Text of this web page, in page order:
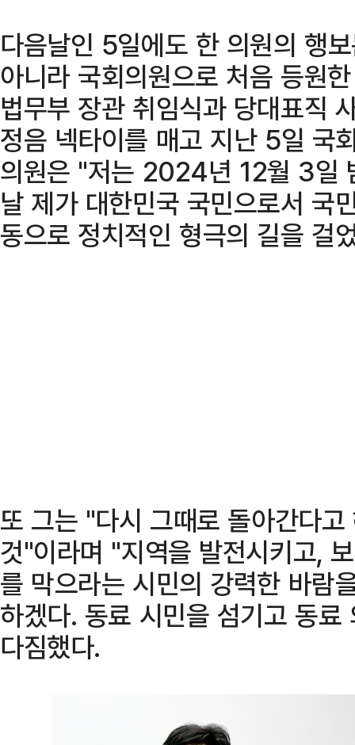
다음날인 5일에도 한 의원의 행
아니라 국회의원으로 처음 등원
법무부 장관 취임식과 당대표직
정음 넥타이를 매고 지난 5일 국
의원은 "저는 2024년 12월 3일
날 제가 대한민국 국민으로서 국
동으로 정치적인 형극의 길을 걸
또 그는 "다시 그때로 돌아간다
것"이라며 "지역을 발전시키고,
를 막으라는 시민의 강력한 바람
하겠다. 동료 시민을 섬기고 동
다짐했다.